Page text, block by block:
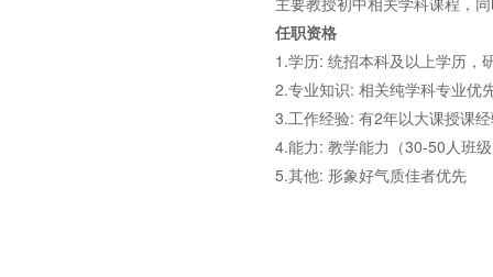
任职资格
1.学历: 统招本科及以上学历，
2.专业知识: 相关纯学科专业优
3.工作经验: 有2年以大课授课
4.能力: 教学能力（30-50人班
5.其他: 形象好气质佳者优先